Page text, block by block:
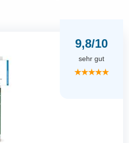
9,8/10
sehr gut
★★★★★